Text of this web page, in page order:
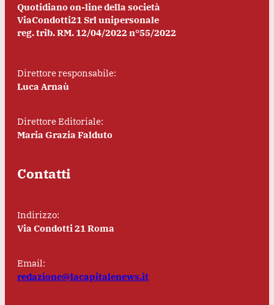
Quotidiano on-line della società
ViaCondotti21 Srl unipersonale
reg. trib. RM. 12/04/2022 n°55/2022
Direttore responsabile:
Luca Arnaù
Direttore Editoriale:
Maria Grazia Falduto
Contatti
Indirizzo:
Via Condotti 21 Roma
Email:
redazione@lacapitalenews.it